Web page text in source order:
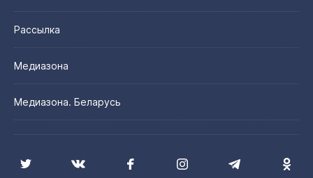
Рассылка
Медиазона
Медиазона. Беларусь